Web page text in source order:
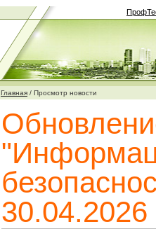
Главная / Просмотр новости
30.04.2026